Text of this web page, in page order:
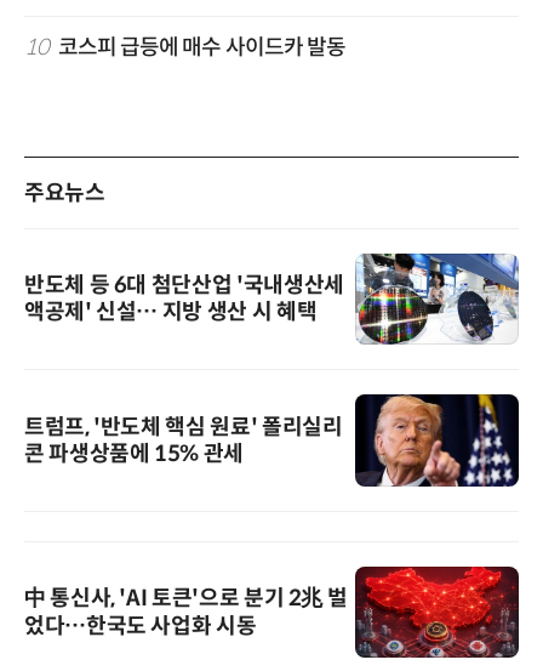
10 코스피 급등에 매수 사이드카 발동
주요뉴스
반도체 등 6대 첨단산업 '국내생산세
액공제' 신설… 지방 생산 시 혜택
트럼프, '반도체 핵심 원료' 폴리실리
콘 파생상품에 15% 관세
中 통신사, 'AI 토큰'으로 분기 2兆 벌
었다…한국도 사업화 시동